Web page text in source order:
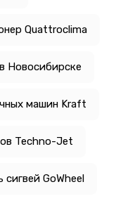
Quattroclima
Новосибирске
машин Kraft
Techno-Jet
GoWheel